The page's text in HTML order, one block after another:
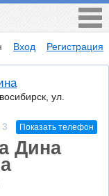
Вход Регистрация
ул.
Показать телефон
Дина